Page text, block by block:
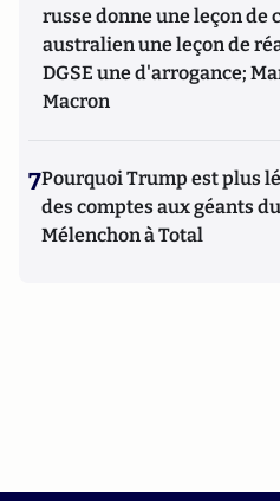
russe donne une leçon de
australien une leçon de
DGSE une d'arrogance;
Macron
7Pourquoi Trump est plus
des comptes aux géants
Mélenchon à Total